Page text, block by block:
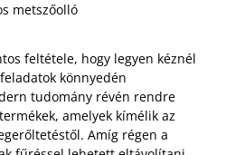
metszőolló
feltétele, hogy legyen kéznél
könnyedén
tudomány révén rendre
amelyek kímélik az
Amíg régen a